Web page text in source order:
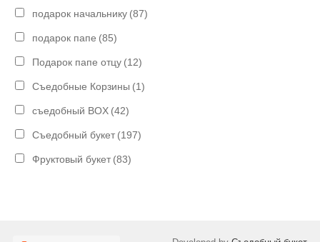
подарок начальнику (87)
подарок папе (85)
Подарок папе отцу (12)
Съедобные Корзины (1)
съедобный BOX (42)
Съедобный букет (197)
Фруктовый букет (83)